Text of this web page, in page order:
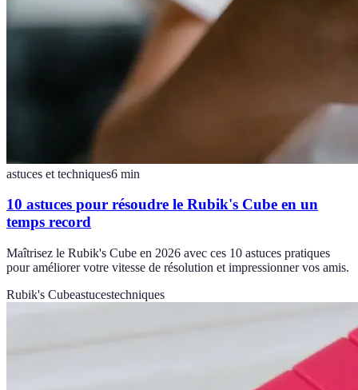
astuces et techniques6 min
10 astuces pour résoudre le Rubik's Cube en un
temps record
Maîtrisez le Rubik's Cube en 2026 avec ces 10 astuces pratiques
pour améliorer votre vitesse de résolution et impressionner vos amis.
Rubik's Cubeastucestechniques